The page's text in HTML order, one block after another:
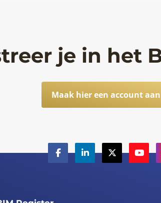
je in het
Maak hier een account aan